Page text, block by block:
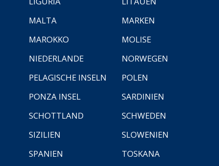
MALTA
MARKEN
MAROKKO
MOLISE
NIEDERLANDE
NORWEGEN
PELAGISCHE INSELN
POLEN
PONZA INSEL
SARDINIEN
SCHOTTLAND
SCHWEDEN
SIZILIEN
SLOWENIEN
SPANIEN
TOSKANA